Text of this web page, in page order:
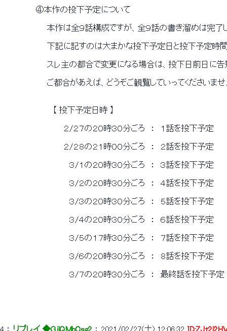
④本作の投下予定について
本作は全９話構成ですが、全９話の書き溜めは完了し
下記に記すのは大まかな投下予定日と投下予定時間
スレ主の都合で変更になる場合は、投下日前日に告
ご都合があえば、どうぞご観覧していってくださいませ
【 投下予定日時 】
２/２７の２０時３０分ごろ　：　１話を投下予定
２/２８の２１時００分ごろ　：　２話を投下予定
３/１の２０時３０分ごろ　：　３話を投下予定
３/２の２０時３０分ごろ　：　４話を投下予定
３/３の２０時３０分ごろ　：　５話を投下予定
３/４の２０時３０分ごろ　：　６話を投下予定
３/５の１７時３０分ごろ　：　７話を投下予定
３/６の２０時３０分ごろ　：　８話を投下予定
３/７の２０時３０分ごろ　：　最終話を投下予定